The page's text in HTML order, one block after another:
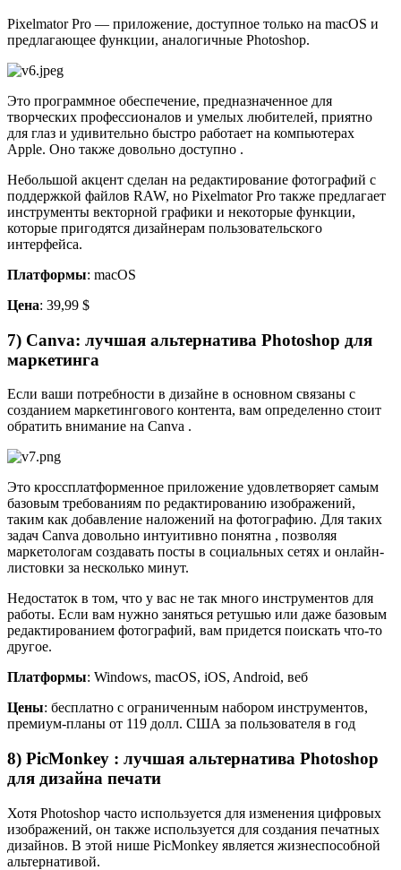
Pixelmator Pro — приложение, доступное только на macOS и
предлагающее функции, аналогичные Photoshop.
Это программное обеспечение, предназначенное для
творческих профессионалов и умелых любителей, приятно
для глаз и удивительно быстро работает на компьютерах
Apple. Оно также довольно доступно .
Небольшой акцент сделан на редактирование фотографий с
поддержкой файлов RAW, но Pixelmator Pro также предлагает
инструменты векторной графики и некоторые функции,
которые пригодятся дизайнерам пользовательского
интерфейса.
Платформы: macOS
Цена: 39,99 $
7) Canva: лучшая альтернатива Photoshop для
маркетинга
Если ваши потребности в дизайне в основном связаны с
созданием маркетингового контента, вам определенно стоит
обратить внимание на Canva .
Это кроссплатформенное приложение удовлетворяет самым
базовым требованиям по редактированию изображений,
таким как добавление наложений на фотографию. Для таких
задач Canva довольно интуитивно понятна , позволяя
маркетологам создавать посты в социальных сетях и онлайн-
листовки за несколько минут.
Недостаток в том, что у вас не так много инструментов для
работы. Если вам нужно заняться ретушью или даже базовым
редактированием фотографий, вам придется поискать что-то
другое.
Платформы: Windows, macOS, iOS, Android, веб
Цены: бесплатно с ограниченным набором инструментов,
премиум-планы от 119 долл. США за пользователя в год
8) PicMonkey : лучшая альтернатива Photoshop
для дизайна печати
Хотя Photoshop часто используется для изменения цифровых
изображений, он также используется для создания печатных
дизайнов. В этой нише PicMonkey является жизнеспособной
альтернативой.